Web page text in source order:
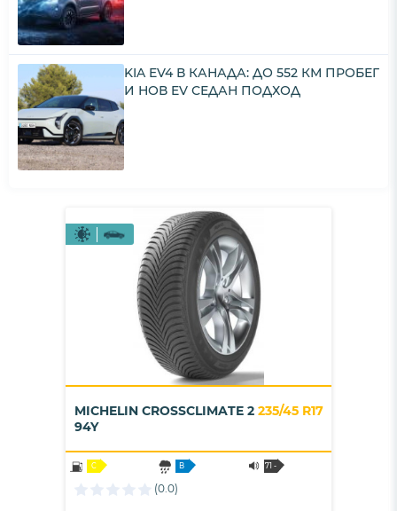
KIA EV4 В КАНАДА: ДО 552 КМ ПРОБЕГ
И НОВ EV СЕДАН ПОДХОД
MICHELIN CROSSCLIMATE 2 235/45 R17
94Y
C B
71 -
(0.0)